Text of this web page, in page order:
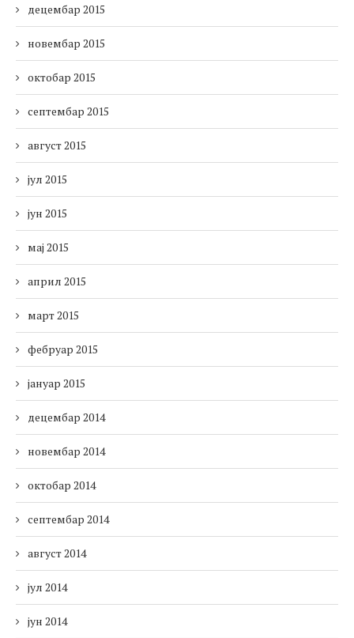
децембар 2015
новембар 2015
октобар 2015
септембар 2015
август 2015
јул 2015
јун 2015
мај 2015
април 2015
март 2015
фебруар 2015
јануар 2015
децембар 2014
новембар 2014
октобар 2014
септембар 2014
август 2014
јул 2014
јун 2014